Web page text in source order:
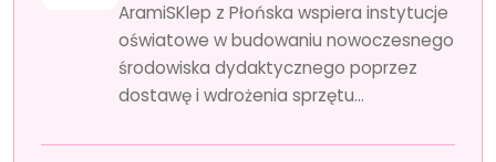
AramiSKlep z Płońska wspiera instytucje
oświatowe w budowaniu nowoczesnego
środowiska dydaktycznego poprzez
dostawę i wdrożenia sprzętu...